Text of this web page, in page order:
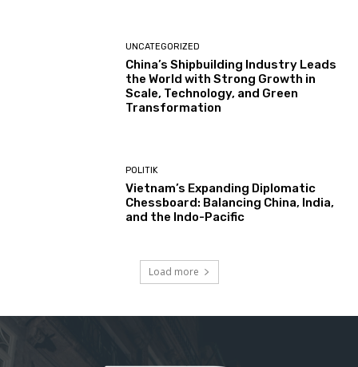
UNCATEGORIZED
China’s Shipbuilding Industry Leads
the World with Strong Growth in
Scale, Technology, and Green
Transformation
POLITIK
Vietnam’s Expanding Diplomatic
Chessboard: Balancing China, India,
and the Indo-Pacific
Load more